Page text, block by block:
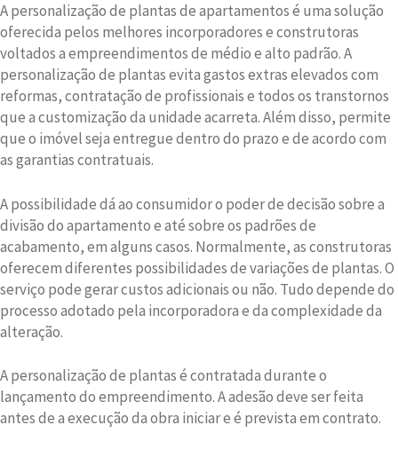
A personalização de plantas de apartamentos é uma solução
oferecida pelos melhores incorporadores e construtoras
voltados a empreendimentos de médio e alto padrão. A
personalização de plantas evita gastos extras elevados com
reformas, contratação de profissionais e todos os transtornos
que a customização da unidade acarreta. Além disso, permite
que o imóvel seja entregue dentro do prazo e de acordo com
as garantias contratuais.
A possibilidade dá ao consumidor o poder de decisão sobre a
divisão do apartamento e até sobre os padrões de
acabamento, em alguns casos. Normalmente, as construtoras
oferecem diferentes possibilidades de variações de plantas. O
serviço pode gerar custos adicionais ou não. Tudo depende do
processo adotado pela incorporadora e da complexidade da
alteração.
A personalização de plantas é contratada durante o
lançamento do empreendimento. A adesão deve ser feita
antes de a execução da obra iniciar e é prevista em contrato.